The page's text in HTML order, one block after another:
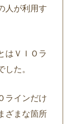
人が利用す
はＶＩＯラ
た。
ラインだけ
ざまな箇所